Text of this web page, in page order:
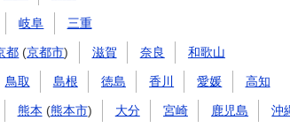
岐阜 三重
都 (京都市) 滋賀 奈良 和歌山
鳥取 島根 徳島 香川 愛媛 高知
熊本 (熊本市) 大分 宮崎 鹿児島 沖